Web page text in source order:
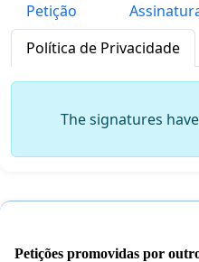
Petição
Política de Privacidade
The signatures
Petições promovidas por